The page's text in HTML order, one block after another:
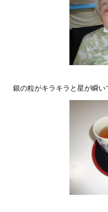
銀の粒がキラキラと星が瞬い